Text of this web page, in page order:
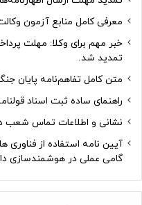
معرفی کامل منابع آزمون وکالت 1405 کانون‌های وکلای
تمدید شد.
متن کامل تفاهم‌نامه پایان
راهنمای ساده ثبت اسناد
نشانی و اطلاعات تماس شعب
آیین نامه استفاده از
گامی عملی در هوشمندسازی